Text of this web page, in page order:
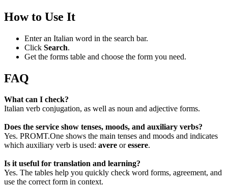
How to Use It
Enter an Italian word in the search bar.
Click Search.
Get the forms table and choose the form you need.
FAQ
What can I check?
Italian verb conjugation, as well as noun and adjective forms.
Does the service show tenses, moods, and auxiliary verbs?
Yes. PROMT.One shows the main tenses and moods and indicates
which auxiliary verb is used: avere oressere.
Is it useful for translation and learning?
Yes. The tables help you quickly check word forms, agreement, and
use the correct form in context.